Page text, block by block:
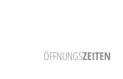
ÖFFNUNGSZEITEN